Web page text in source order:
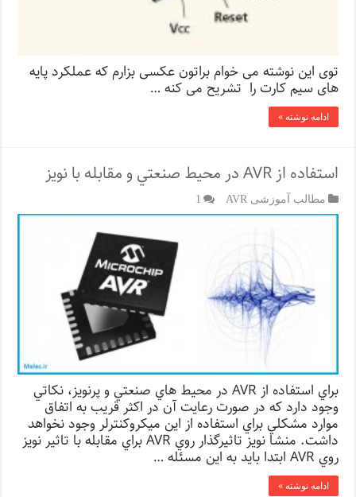
توی این نوشته می خوام براتون عکسی بزارم که عملکرد پایه
های سیم کارت را تشریح می کنه …
ادامه نوشته »
اﺳﺘﻔﺎده از AVR در ﻣﺤﻴﻂ ﺻﻨﻌﺘﻲ و ﻣﻘﺎﺑﻠﻪ ﺑﺎ ﻧﻮﻳﺰ
مطالب آموزشی AVR 1
ﺑﺮاي اﺳﺘﻔﺎده از AVR در ﻣﺤﻴﻂ ﻫﺎي ﺻﻨﻌﺘﻲ و ﭘﺮﻧﻮﻳﺰ، ﻧﻜﺎﺗﻲ
وﺟﻮد دارد ﻛﻪ در ﺻﻮرت رﻋﺎﻳﺖ آن در اﻛﺜﺮ ﻗﺮﻳﺐ ﺑﻪ اﺗﻔﺎق
ﻣﻮارد ﻣﺸﻜﻠﻲ ﺑﺮاي اﺳﺘﻔﺎده از اﻳﻦ ﻣﻴﻜﺮوﻛﻨﺘﺮﻟﺮ وﺟﻮد ﻧﺨﻮاﻫﺪ
داﺷﺖ. ﻣﻨﺸﺎ ﻧﻮﻳﺰ ﺗﺎﺛﻴﺮﮔﺬار روي AVR ﺑﺮاي ﻣﻘﺎﺑﻠﻪ ﺑﺎ ﺗﺎﺛﻴﺮ ﻧﻮﻳﺰ
روي AVR اﺑﺘﺪا ﺑﺎﻳﺪ ﺑﻪ اﻳﻦ ﻣﺴﺌﻠﻪ …
ادامه نوشته »